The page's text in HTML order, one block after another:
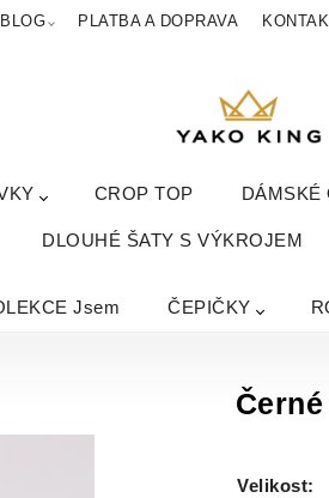
BLOG PLATBA A DOPRAVA
CROP TOP DÁMSKÉ
DLOUHÉ ŠATY S VÝKROJEM
Jsem ČEPIČKY
Velikost: